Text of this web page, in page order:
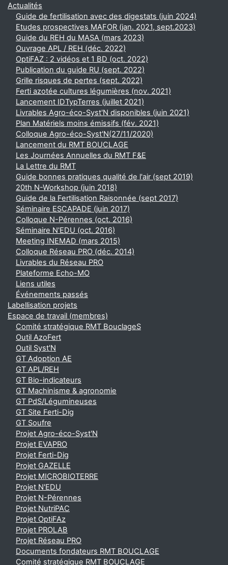
Actualités
Guide de fertilisation avec des digestats (juin 2024)
Etudes prospectives MAFOR (jan. 2021, sept.2023)
Guide du REH du MASA (mars 2023)
Ouvrage APL / REH (déc. 2022)
OptiFAZ : 2 vidéos et 1 BD (oct. 2022)
Publication du guide RU (sept. 2022)
Grille risques de pertes (sept. 2022)
Ferti azotée cultures légumières (nov. 2021)
Lancement IDTypTerres (juillet 2021)
Livrables Agro-éco-Syst'N disponibles (juin 2021)
Plan Matériels moins émissifs (fév. 2021)
Colloque Agro-éco-Syst'N(27/11/2020)
Lancement du RMT BOUCLAGE
Les Journées Annuelles du RMT F&E
La Lettre du RMT
Guide bonnes pratiques qualité de l'air (sept 2019)
20th N-Workshop (juin 2018)
Guide de la Fertilisation Raisonnée (sept 2017)
Séminaire ESCAPADE (juin 2017)
Colloque N-Pérennes (oct. 2016)
Séminaire N'EDU (oct. 2016)
Meeting INEMAD (mars 2015)
Colloque Réseau PRO (déc. 2014)
Livrables du Réseau PRO
Plateforme Echo-MO
Liens utiles
Événements passés
Labellisation projets
Espace de travail (membres)
Comité stratégique RMT BouclageS
Outil AzoFert
Outil Syst'N
GT Adoption AE
GT APL/REH
GT Bio-indicateurs
GT Machinisme & agronomie
GT PdS/Légumineuses
GT Site Ferti-Dig
GT Soufre
Projet Agro-éco-Syst'N
Projet EVAPRO
Projet Ferti-Dig
Projet GAZELLE
Projet MICROBIOTERRE
Projet N'EDU
Projet N-Pérennes
Projet NutriPAC
Projet OptiFAz
Projet PROLAB
Projet Réseau PRO
Documents fondateurs RMT BOUCLAGE
Comité stratégique RMT BOUCLAGE